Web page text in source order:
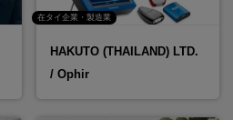
在タイ企業・製造業
HAKUTO (THAILAND) LTD.
/ Ophir